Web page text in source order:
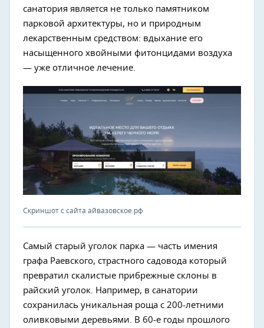
санатория является не только памятником
парковой архитектуры, но и природным
лекарственным средством: вдыхание его
насыщенного хвойными фитонцидами воздуха
— уже отличное лечение.
Скриншот с сайта айвазовское.рф
Самый старый уголок парка — часть имения
графа Раевского, страстного садовода который
превратил скалистые прибрежные склоны в
райский уголок. Например, в санатории
сохранилась уникальная роща с 200-летними
оливковыми деревьями. В 60-е годы прошлого